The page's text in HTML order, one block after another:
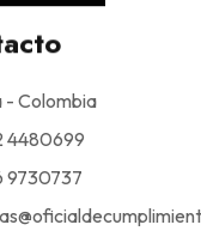
- Colombia
4480699
9730737